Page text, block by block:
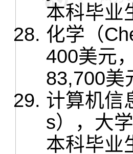
本科毕业
化学（
400美元
83,700美
计算机信
s），大
本科毕业